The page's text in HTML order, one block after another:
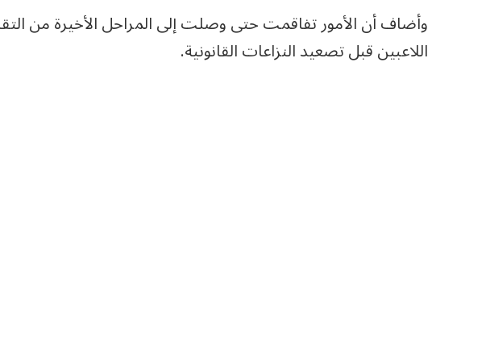
وأضاف أن الأمور تفاقمت حتى وصلت إلى المراحل الأخيرة من
اللاعبين قبل تصعيد النزاعات القانونية.